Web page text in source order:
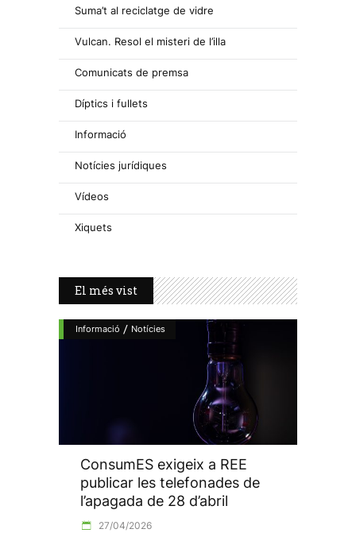
Suma’t al reciclatge de vidre
Vulcan. Resol el misteri de l’illa
Comunicats de premsa
Díptics i fullets
Informació
Notícies jurídiques
Vídeos
Xiquets
El més vist
Informació / Notícies
ConsumES exigeix a REE
publicar les telefonades de
l’apagada de 28 d’abril
27/04/2026